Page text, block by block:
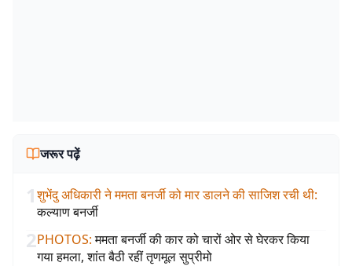
जरूर पढ़ें
1शुभेंदु अधिकारी ने ममता बनर्जी को मार डालने की साजिश रची थी:
कल्याण बनर्जी
2PHOTOS: ममता बनर्जी की कार को चारों ओर से घेरकर किया
गया हमला, शांत बैठी रहीं तृणमूल सुप्रीमो